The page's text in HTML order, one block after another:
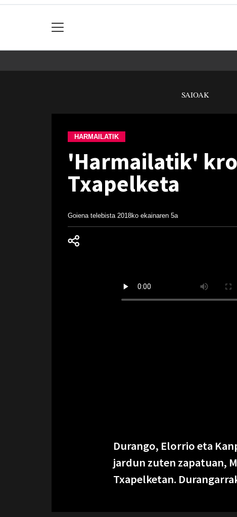
SAIOAK
HARMAILATIK
'Harmailatik'
Txapelketa
Goiena telebista 2018ko ekainaren 5a
Durango, Elorrio eta
jardun zuten zapatuan,
Txapelketan.